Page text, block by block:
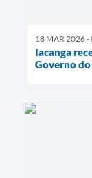
18 MAR 2026 -
Iacanga
Governo do